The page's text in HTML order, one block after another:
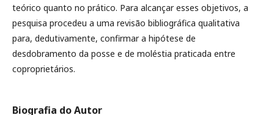
teórico quanto no prático. Para alcançar esses objetivos, a
pesquisa procedeu a uma revisão bibliográfica qualitativa
para, dedutivamente, confirmar a hipótese de
desdobramento da posse e de moléstia praticada entre
coproprietários.
Biografia do Autor